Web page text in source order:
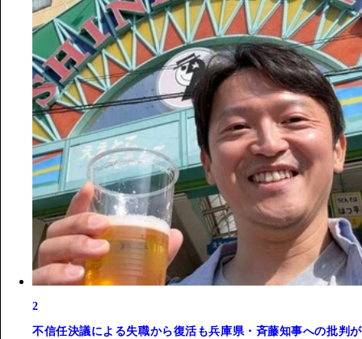
2
不信任決議による失職から復活も兵庫県・斉藤知事への批判が